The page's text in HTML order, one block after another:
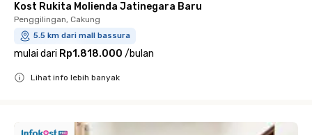
Kost Rukita Molienda Jatinegara Baru
Penggilingan, Cakung
5.5 km dari mall bassura
mulai dari Rp1.818.000 /bulan
Lihat info lebih banyak